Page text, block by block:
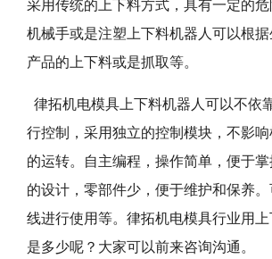
采用传统的上下料方式，具有一定的
机械手或是注塑上下料机器人可以根
产品的上下料或是抓取等。
律拓机电模具上下料机器人可以不依
行控制，采用独立的控制模块，不影
的运转。自主编程，操作简单，便于
的设计，零部件少，便于维护和保养
线进行使用等。律拓机电模具行业用
是多少呢？大家可以前来咨询沟通。